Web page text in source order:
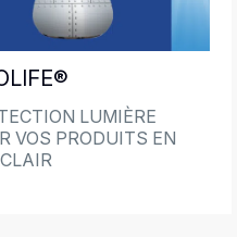
LUMIÈRE
VOS PRODUITS EN